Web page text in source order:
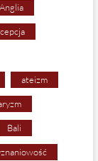
Anglia
ateizm
Bali